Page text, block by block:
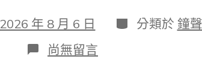
2026 年 8 月 6 日 分
類
分類於 鐘
在
〈若
尚無留言